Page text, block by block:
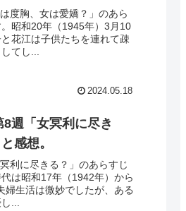
度胸、女は愛嬌？」のあら
昭和20年（1945年）3月10
花江は子供たちを連れて疎
てし...
2024.05.18
週「女冥利に尽き
感想。
利に尽きる？」のあらすじ
は昭和17年（1942年）から
生活は微妙でしたが、ある
...